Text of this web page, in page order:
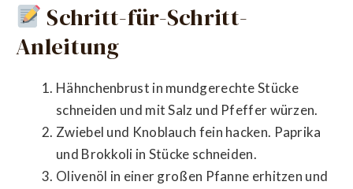
Schritt-für-Schritt-
Anleitung
Hähnchenbrust in mundgerechte Stücke
schneiden und mit Salz und Pfeffer würzen.
Zwiebel und Knoblauch fein hacken. Paprika
und Brokkoli in Stücke schneiden.
Olivenöl in einer großen Pfanne erhitzen und